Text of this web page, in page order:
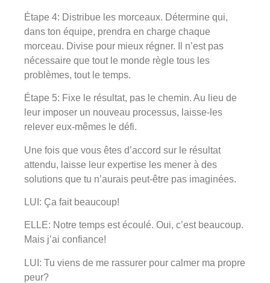
Étape 4: Distribue les morceaux. Détermine qui,
dans ton équipe, prendra en charge chaque
morceau. Divise pour mieux régner. Il n’est pas
nécessaire que tout le monde règle tous les
problèmes, tout le temps.
Étape 5: Fixe le résultat, pas le chemin. Au lieu de
leur imposer un nouveau processus, laisse-les
relever eux-mêmes le défi.
Une fois que vous êtes d’accord sur le résultat
attendu, laisse leur expertise les mener à des
solutions que tu n’aurais peut-être pas imaginées.
LUI: Ça fait beaucoup!
ELLE: Notre temps est écoulé. Oui, c’est beaucoup.
Mais j’ai confiance!
LUI: Tu viens de me rassurer pour calmer ma propre
peur?